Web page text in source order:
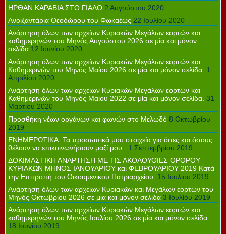
ΗΡΘΑΝ ΚΑΡΑΒΙΑ ΣΤΟ ΓΙΑΛΟ 2 Αυγούστου 2020
Ανοιξαντάρια Θεοδώρου του Φωκαέως 22 Ιουλίου 2020
Ανάρτηση όλων των αρχείων Κυριακών Μεγάλων εορτών και
καθημερηνών του Μηνός Αυγούστου 2026 σε μία και μόνον
σελίδα 12 Ιουνίου 2020
Ανάρτηση όλων των αρχείων Κυριακών Μεγάλων εορτών και
Καθημερινών του Μηνός Μαίου 2026 σε μία και μόνον σελίδα. 1
Απριλίου 2020
Ανάρτηση όλων των αρχείων Κυριακών Μεγάλων εορτών και
Καθημερινών του Μηνός Μαίου 2022 σε μία και μόνον σελίδα. 31
Μαρτίου 2020
Προσθήκη νέων οργάνων και φωνών στο Μελωδό 8 Οκτωβρίου
2019
ΕΝΗΜΕΡΩΤΙΚΑ. Τα προσωπικά μου στοιχεία για όσες και όσους
θέλουν να επικοινωνήσουν μαζί μου . 1 Σεπτεμβρίου 2019
ΔΟΚΙΜΑΣΤΙΚΗ ΑΝΑΡΤΗΣΗ ΜΕ ΤΙΣ ΑΚΟΛΟΥΘΙΕΣ ΟΡΘΡΟΥ
ΚΥΡΙΑΚΩΝ ΜΗΝΟΣ ΙΑΝΟΥΑΡΙΟΥ και ΦΕΒΡΟΥΑΡΙΟΥ 2019 Κατά
την Επιτροπή του Οικουμενικού Πατριαρχείου. 15 Ιουλίου 2019
Ανάρτηση όλων των αρχείων Κυριακών και Μεγάλων εορτών του
Μηνός Οκτωβρίου 2026 σε μία και μόνον σελίδα 3 Ιουλίου 2019
Ανάρτηση όλων των αρχείων Κυριακών Μεγάλων εορτών και
καθημερηνών του Μηνός Ιουλίου 2026 σε μία και μόνον σελίδα.
18 Ιουνίου 2019